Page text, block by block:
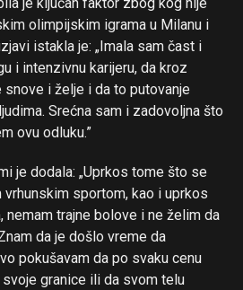
olimpijskim igrama u Milanu i
istakla je: „Imala sam čast i
i intenzivnu karijeru, da kroz
i želje i da to putovanje
Srećna sam i zadovoljna što
ovu odluku.”
je dodala: „Uprkos tome što se
sportom, kao i uprkos
nemam trajne bolove i ne želim da
da je došlo vreme da
pokušavam da po svaku cenu
granice ili da svom telu